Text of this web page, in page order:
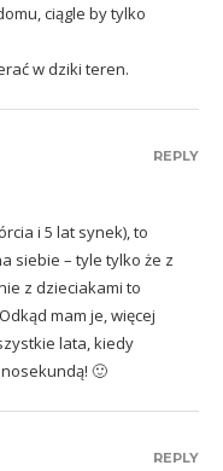
ciągle by tylko
w dziki teren.
i 5 lat synek), to
siebie – tyle tylko że z
z dzieciakami to
mam je, więcej
lata, kiedy
🙂
REPLY
REPLY